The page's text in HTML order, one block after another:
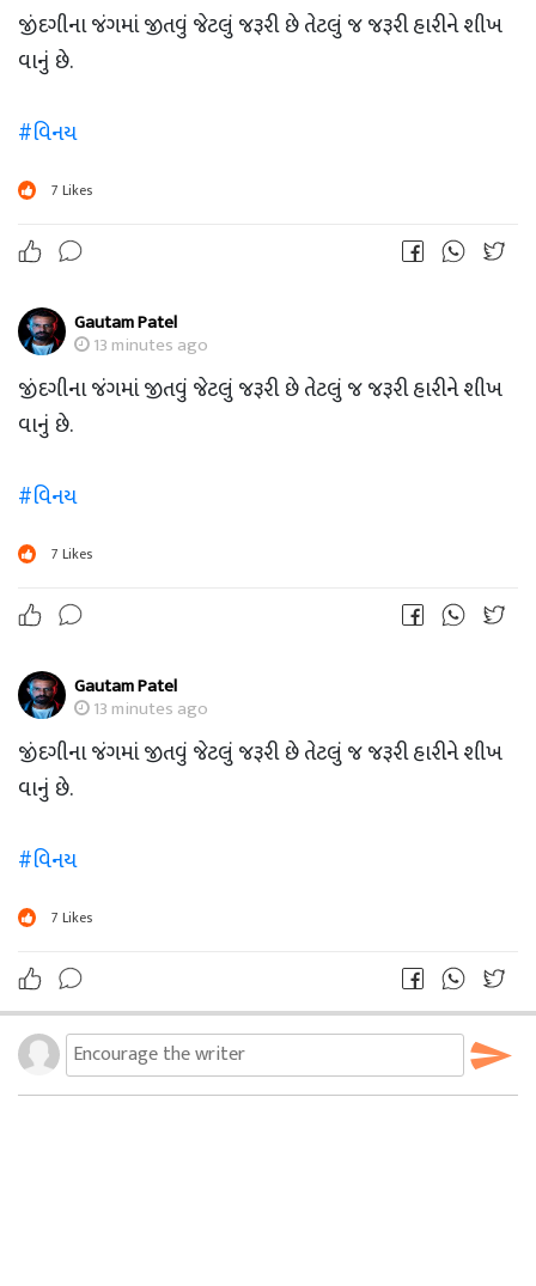
જીંદગીના જંગમાં જીતવું જેટલું જરૂરી છે તેટલું જ જરૂરી હારીને શીખ
વાનું છે.
#વિનય
7 Likes
Gautam Patel
13 minutes ago
જીંદગીના જંગમાં જીતવું જેટલું જરૂરી છે તેટલું જ જરૂરી હારીને શીખ
વાનું છે.
#વિનય
7 Likes
Gautam Patel
13 minutes ago
જીંદગીના જંગમાં જીતવું જેટલું જરૂરી છે તેટલું જ જરૂરી હારીને શીખ
વાનું છે.
#વિનય
7 Likes